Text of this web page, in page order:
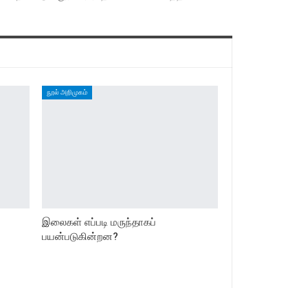
நூல் அறிமுகம்
இலைகள் எப்படி மருந்தாகப்
பயன்படுகின்றன?